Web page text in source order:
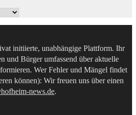
initiierte, unabhängige Plattform. Ihr
und Bürger umfassend über aktuelle
Wer Fehler und Mängel findet
können): Wir freuen uns über einen
news.de.